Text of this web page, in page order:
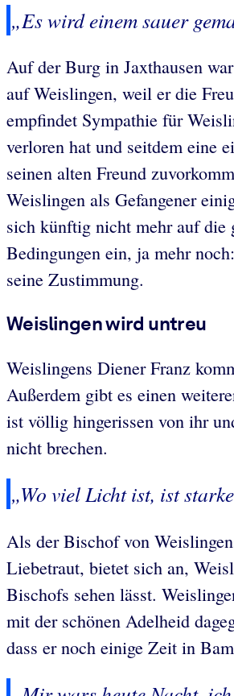
„Es wird einem sauer
Auf der Burg in Jaxthausen
auf Weislingen, weil er die
empfindet Sympathie für
verloren hat und seitdem eine
seinen alten Freund
Weislingen als Gefangener
sich künftig nicht mehr auf die
Bedingungen ein, ja mehr
seine Zustimmung.
Weislingen wird untreu
Weislingens Diener Franz
Außerdem gibt es einen
ist völlig hingerissen von ihr
nicht brechen.
„Wo viel Licht ist, ist
Als der Bischof von
Liebetraut, bietet sich an,
Bischofs sehen lässt.
mit der schönen Adelheid
dass er noch einige Zeit in